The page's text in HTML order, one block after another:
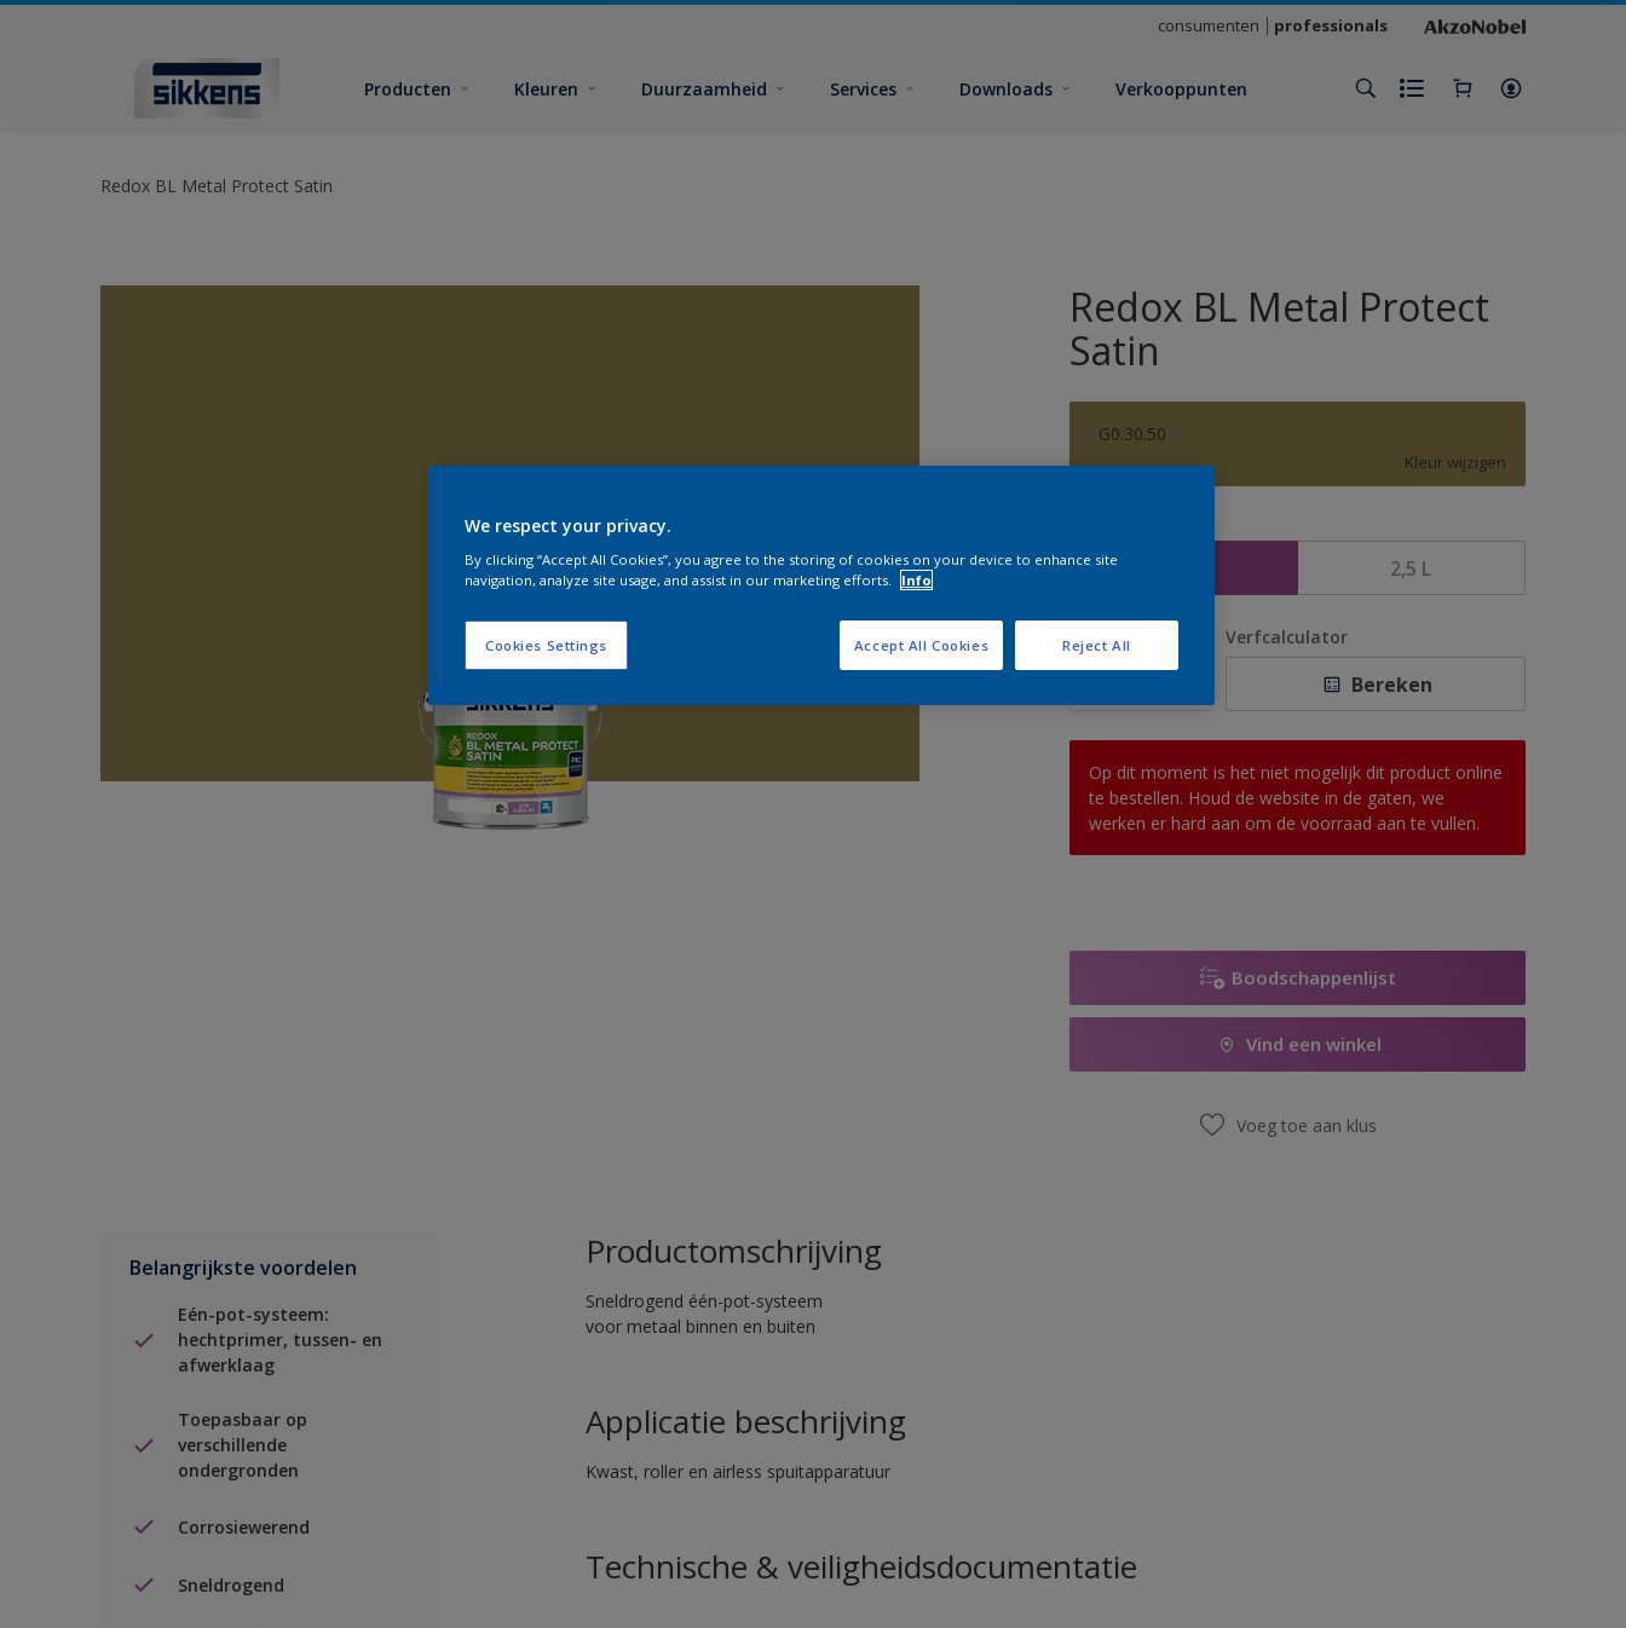
consumenten professionals
Producten Kleuren Duurzaamheid Services Downloads Verkooppunten
Redox BL Metal Protect Satin
Redox BL Metal Protect
Satin
G0.30.50
Kleur wijzigen
2,5 L
Aantal Verfcalculator
Bereken
Op dit moment is het niet mogelijk dit product online
te bestellen. Houd de website in de gaten, we
werken er hard aan om de voorraad aan te vullen.
Boodschappenlijst
Vind een winkel
Voeg toe aan klus
Belangrijkste voordelen
Eén-pot-systeem:
hechtprimer, tussen- en
afwerklaag
Toepasbaar op
verschillende
ondergronden
Corrosiewerend
Sneldrogend
Productomschrijving
Sneldrogend één-pot-systeem
voor metaal binnen en buiten
Applicatie beschrijving
Kwast, roller en airless spuitapparatuur
Technische & veiligheidsdocumentatie
We respect your privacy.
By clicking “Accept All Cookies”, you agree to the storing of cookies on your device to enhance site
navigation, analyze site usage, and assist in our marketing efforts.
Info
Cookies Settings Reject All
Accept All Cookies